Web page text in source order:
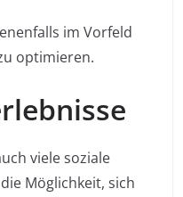
im Vorfeld
optimieren.
viele soziale
Möglichkeit, sich